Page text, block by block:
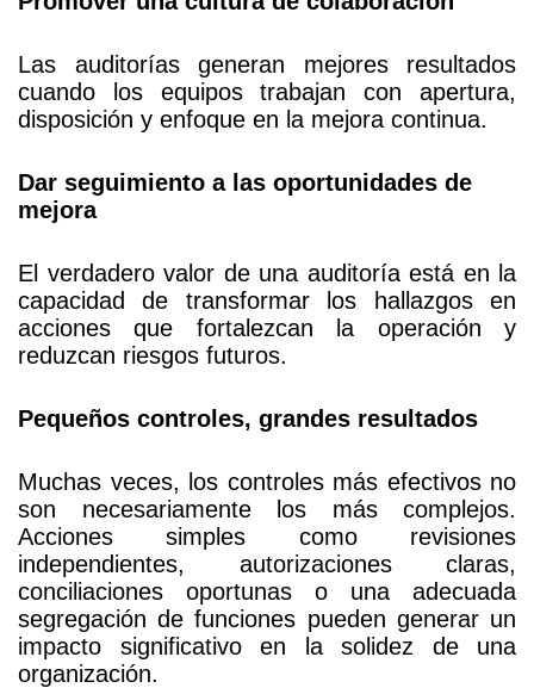
Las auditorías generan mejores resultados
cuando los equipos trabajan con apertura,
disposición y enfoque en la mejora continua.
Dar seguimiento a las oportunidades de
mejora
El verdadero valor de una auditoría está en la
capacidad de transformar los hallazgos en
acciones que fortalezcan la operación y
reduzcan riesgos futuros.
Pequeños controles, grandes resultados
Muchas veces, los controles más efectivos no
son necesariamente los más complejos.
Acciones simples como revisiones
independientes, autorizaciones claras,
conciliaciones oportunas o una adecuada
segregación de funciones pueden generar un
impacto significativo en la solidez de una
organización.